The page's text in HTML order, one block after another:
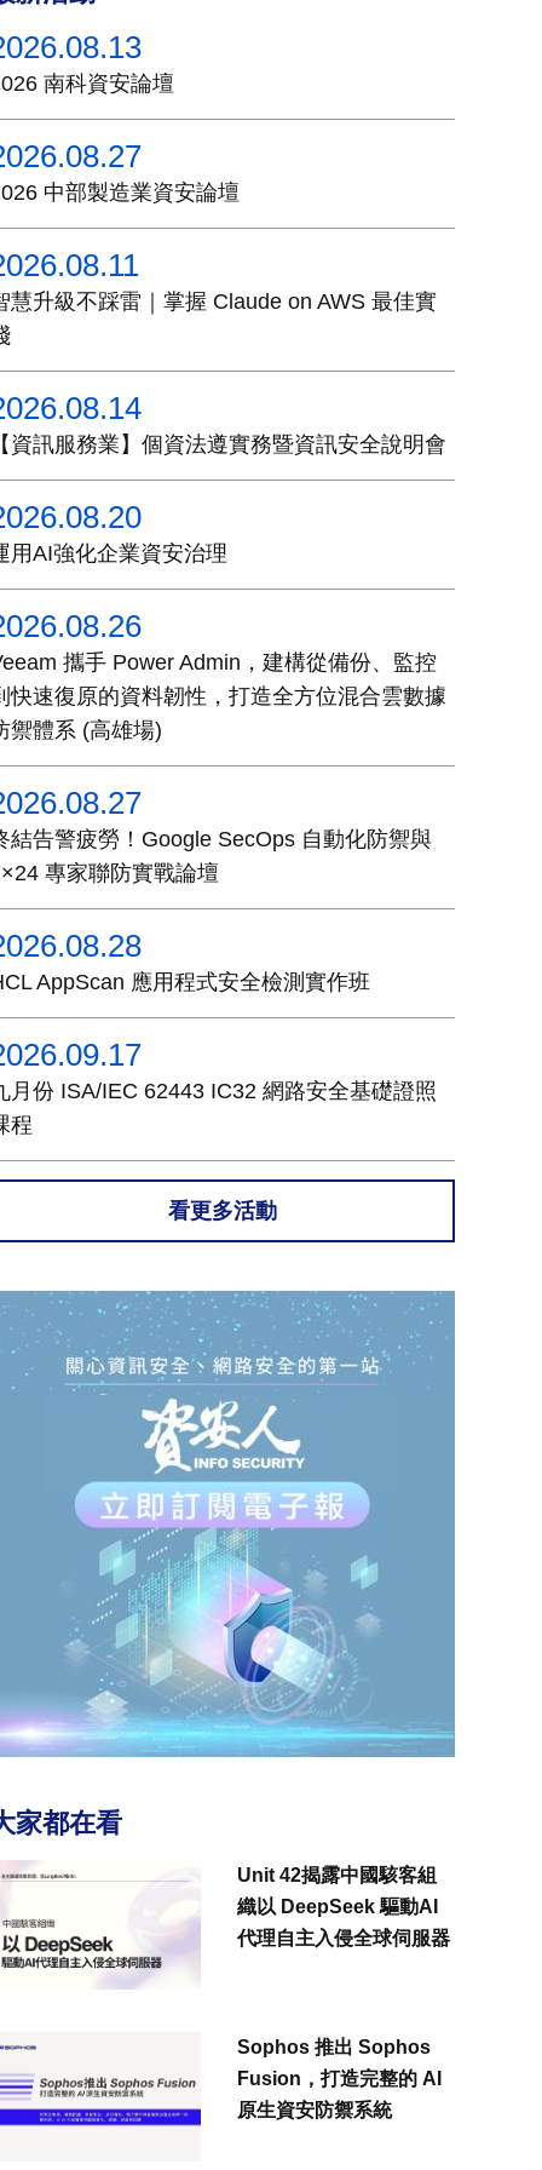
南科資安論壇
中部製造業資安論壇
慧升級不踩雷｜掌握 Claude on AWS 最佳實
資訊服務業】個資法遵實務暨資訊安全說明會
用AI強化企業資安治理
攜手 Power Admin，建構從備份、監控
快速復原的資料韌性，打造全方位混合雲數據
禦體系 (高雄場)
結告警疲勞！Google SecOps 自動化防禦與
專家聯防實戰論壇
AppScan 應用程式安全檢測實作班
月份 ISA/IEC 62443 IC32 網路安全基礎證照
程
看更多活動
家都在看
Unit 42揭露中國駭客組
織以 DeepSeek 驅動AI
代理自主入侵全球伺服器
Sophos 推出 Sophos
Fusion，打造完整的 AI
原生資安防禦系統